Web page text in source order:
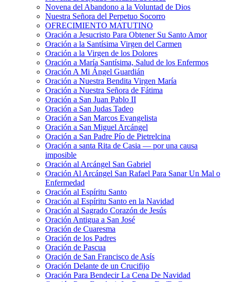
Novena del Abandono a la Voluntad de Dios
Nuestra Señora del Perpetuo Socorro
OFRECIMIENTO MATUTINO
Oración a Jesucristo Para Obtener Su Santo Amor
Oración a la Santísima Virgen del Carmen
Oración a la Virgen de los Dolores
Oración a María Santísima, Salud de los Enfermos
Oración A Mi Ángel Guardián
Oración a Nuestra Bendita Virgen María
Oración a Nuestra Señora de Fátima
Oración a San Juan Pablo II
Oración a San Judas Tadeo
Oración a San Marcos Evangelista
Oración a San Miguel Arcángel
Oración a San Padre Pío de Pietrelcina
Oración a santa Rita de Casia — por una causa
imposible
Oración al Arcángel San Gabriel
Oración Al Arcángel San Rafael Para Sanar Un Mal o
Enfermedad
Oración al Espíritu Santo
Oración al Espíritu Santo en la Navidad
Oración al Sagrado Corazón de Jesús
Oración Antigua a San José
Oración de Cuaresma
Oración de los Padres
Oración de Pascua
Oración de San Francisco de Asís
Oración Delante de un Crucifijo
Oración Para Bendecir La Cena De Navidad